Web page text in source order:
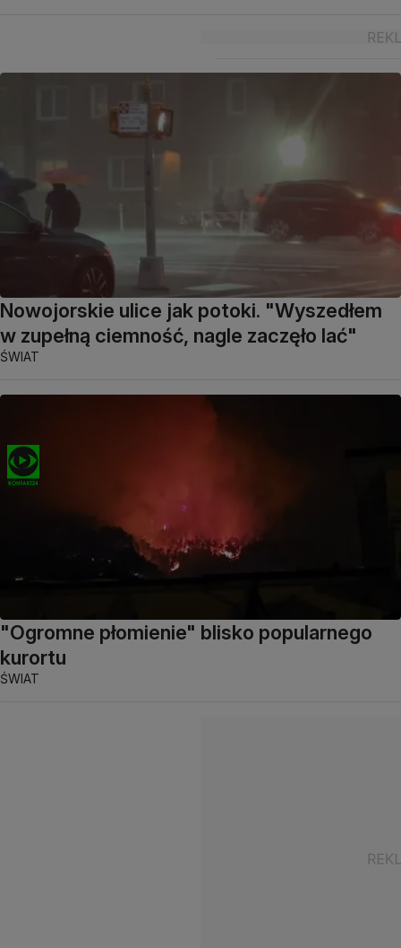
Nowojorskie ulice jak potoki. "Wyszedłem
w zupełną ciemność, nagle zaczęło lać"
ŚWIAT
"Ogromne płomienie" blisko popularnego
kurortu
ŚWIAT